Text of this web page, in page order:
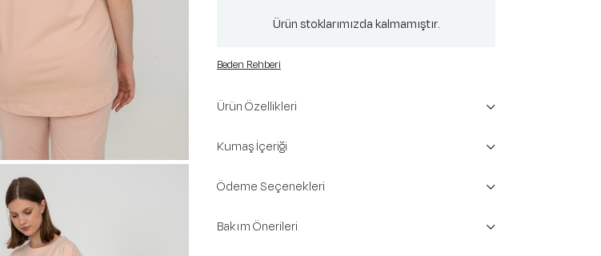
Ürün stoklarımızda kalmamıştır.
Beden Rehberi
Ürün Özellikleri
Kumaş İçeriği
Ödeme Seçenekleri
Bakım Önerileri